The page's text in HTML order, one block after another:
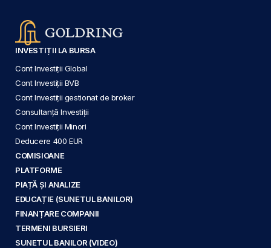
INVESTIȚII LA BURSA
Cont Investiții Global
Cont Investiții BVB
Cont Investiții gestionat de broker
Consultanță Investiții
Cont Investiții Minori
Deducere 400 EUR
COMISIOANE
PLATFORME
PIAȚĂ ȘI ANALIZE
EDUCAȚIE (SUNETUL BANILOR)
FINANȚARE COMPANII
TERMENI BURSIERI
SUNETUL BANILOR (VIDEO)